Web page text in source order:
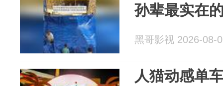
孙辈最实在
黑哥影视 2026-08-
人猫动感单